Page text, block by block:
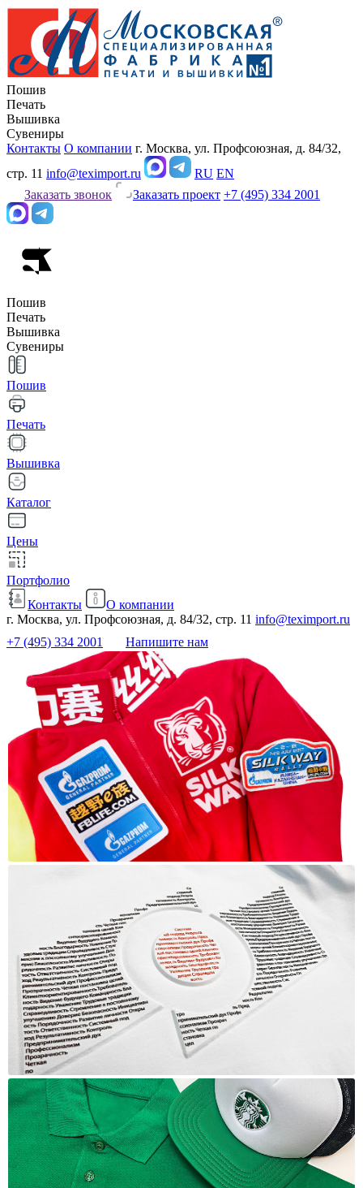
Пошив
Печать
Вышивка
Сувениры
Контакты О компании г. Москва, ул. Профсоюзная, д. 84/32,
стр. 11 info@teximport.ru RU EN
Заказать звонок
Заказать проект +7 (495) 334 2001
Пошив
Печать
Вышивка
Сувениры
Пошив
Печать
Вышивка
Каталог
Цены
Портфолио
Контакты
О компании
г. Москва, ул. Профсоюзная, д. 84/32, стр. 11 info@teximport.ru
+7 (495) 334 2001
Напишите нам